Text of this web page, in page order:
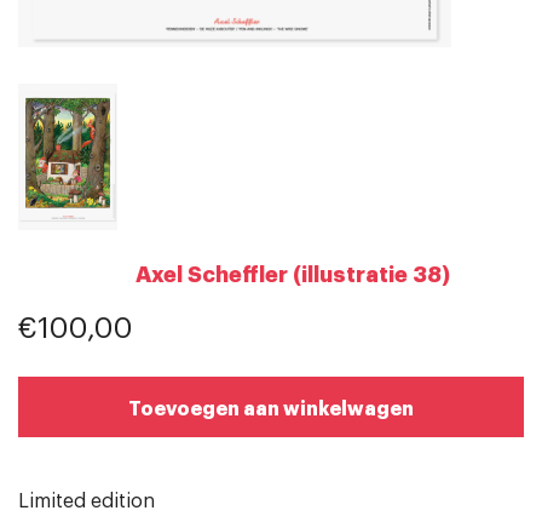
Axel Scheffler (illustratie 38)
€100,00
Toevoegen aan winkelwagen
Limited edition